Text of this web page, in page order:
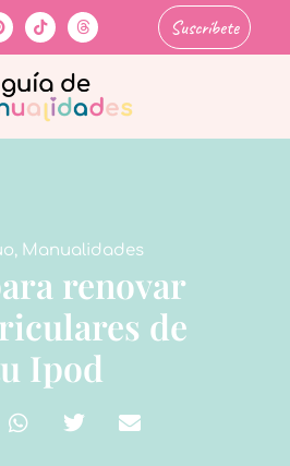
Suscríbete
, Manualidades
renovar
de
Ipod